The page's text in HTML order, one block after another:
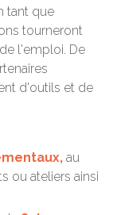
tant que
tourneront
l'emploi. De
d'outils et de
au
ou ateliers ainsi